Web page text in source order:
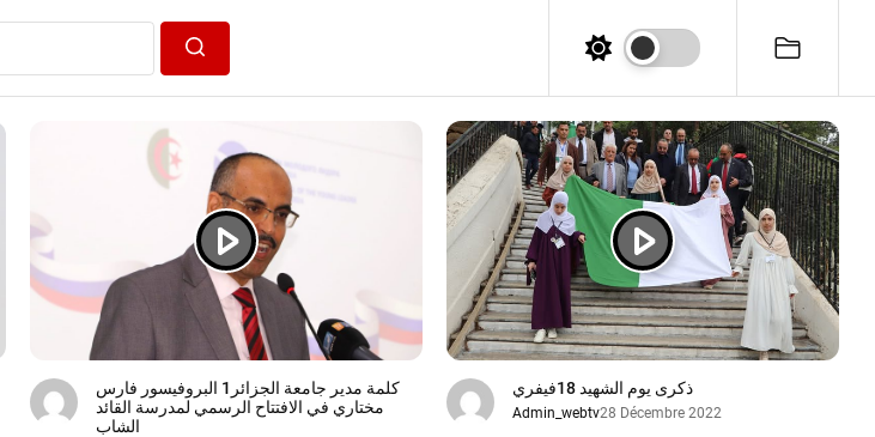
كلمة مدير جامعة الجزائر1 البروفيسور فارس
مختاري في الافتتاح الرسمي لمدرسة القائد
الشاب
ذكرى يوم الشهيد 18فيفري
Admin_webtv28 Décembre 2022